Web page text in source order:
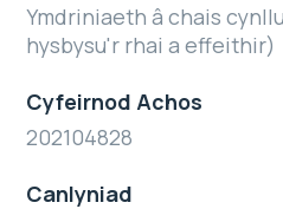
Ymdriniaeth â chais
hysbysu'r rhai a effeithir)
Cyfeirnod Achos
202104828
Canlyniad